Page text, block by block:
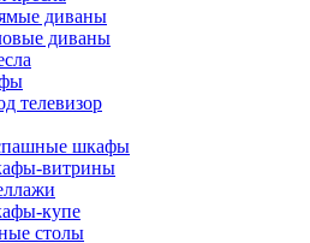
диваны
диваны
телевизор
шкафы
витрины
купе
столы